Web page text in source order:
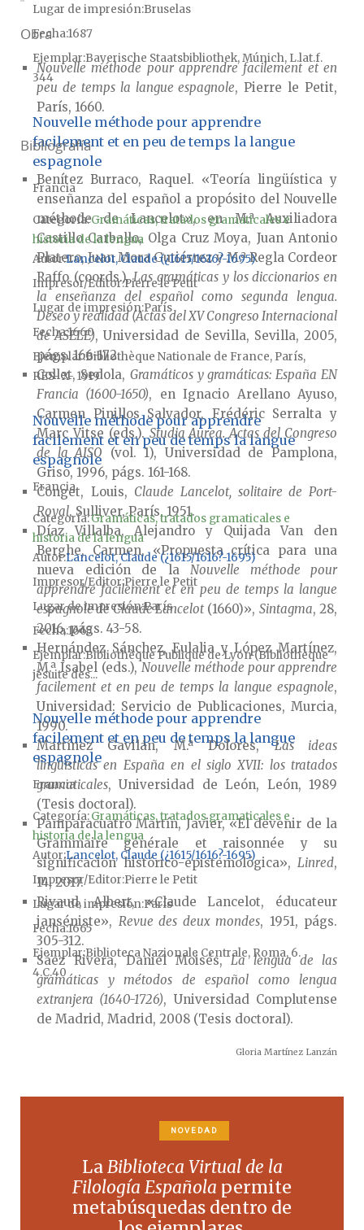
Obra
Nouvelle méthode pour apprendre facilement et en
peu de temps la langue espagnole, Pierre le Petit,
París, 1660.
Bibliografía
Benítez Burraco, Raquel. «Teoría lingüística y
enseñanza del español a propósito del Nouvelle
méthode de Lancelot», en M.ª Auxiliadora
Castillo Carballo, Olga Cruz Moya, Juan Antonio
Platero, Juan Mora Gutiérrez y M.ª Regla Cordeor
Raffo (coords.),Las gramáticas y los diccionarios en
la enseñanza del español como segunda lengua.
Deseo y realidad (Actas del XV Congreso Internacional
de ASELE), Universidad de Sevilla, Sevilla, 2005,
págs. 166-172.
Collet, Sedola, Gramáticos y gramáticas: España EN
Francia (1600-1650), en Ignacio Arellano Ayuso,
Carmen Pinillos Salvador, Frédéric Serralta y
Marc Vitse (eds.). Studia Aurea. Actas del Congreso
de la AISO (vol. 1), Universidad de Pamplona,
Griso, 1996, págs. 161-168.
Conget, Louis, Claude Lancelot, solitaire de Port-
Royal, Sulliver, París, 1951.
Díaz Villalba, Alejandro y Quijada Van den
Berghe, Carmen, «Propuesta crítica para una
nueva edición de laNouvelle méthode pour
apprendre facilement et en peu de temps la langue
espagnole de Claude Lancelot (1660)», Sintagma, 28,
2016, págs. 43-58.
Hernández Sánchez, Eulalia y López Martínez,
M.ª Isabel (eds.),Nouvelle méthode pour apprendre
facilement et en peu de temps la langue espagnole,
Universidad: Servicio de Publicaciones, Murcia,
1990.
Martínez Gavilán, M.ª Dolores,Las ideas
lingüísticas en España en el siglo XVII: los tratados
gramaticales, Universidad de León, León, 1989
(Tesis doctoral).
Pamparacuatro Martín, Javier, «El devenir de la
Grammaire générale et raisonnée y su
significación histórico-epistemológica»,Linred,
14, 2017.
Rivaud, Albert, «Claude Lancelot, éducateur
janséniste», Revue des deux mondes, 1951, págs.
305-312.
Sáez Rivera, Daniel Moisés,La lengua de las
gramáticas y métodos de español como lengua
extranjera (1640-1726), Universidad Complutense
de Madrid, Madrid, 2008 (Tesis doctoral).
Gloria Martínez Lanzán
Lugar de impresiónBruselas
Fecha1687
Ejemplar Bayerische Staatsbibliothek, Múnich, L.lat.f.
344
Nouvelle méthode pour apprendre
facilement et en peu de temps la langue
espagnole
Francia
Categoría:Gramáticas, tratados gramaticales e
historia de la lengua
AutorLancelot, Claude (¿1615/1616?-1695)
Impresor/EditorPierre le Petit
Lugar de impresiónParís
Fecha1660
EjemplarBibliothèque Nationale de France, París,
RES- X- 1919
Nouvelle méthode pour apprendre
facilement et en peu de temps la langue
espagnole
Francia
Categoría:Gramáticas, tratados gramaticales e
historia de la lengua
AutorLancelot, Claude (¿1615/1616?-1695)
Impresor/Editor Pierre le Petit
Lugar de impresiónParís
Fecha1665
EjemplarBibliothèque Publique de Lyon (Bibliothèque
jésuite des...
Nouvelle méthode pour apprendre
facilement et en peu de temps la langue
espagnole
Francia
Categoría:Gramáticas, tratados gramaticales e
historia de la lengua
Autor Lancelot, Claude (¿1615/1616?-1695)
Impresor/Editor Pierre le Petit
Lugar de impresiónParís
Fecha1665
Ejemplar Biblioteca Nazionale Centrale, Roma, 6.
4.C.40
NOVEDAD
LaBiblioteca Virtual de la
Filología Española permite
metabúsquedas dentro de